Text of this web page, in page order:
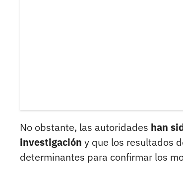
No obstante, las autoridades han
investigación y que los resultados
determinantes para confirmar los